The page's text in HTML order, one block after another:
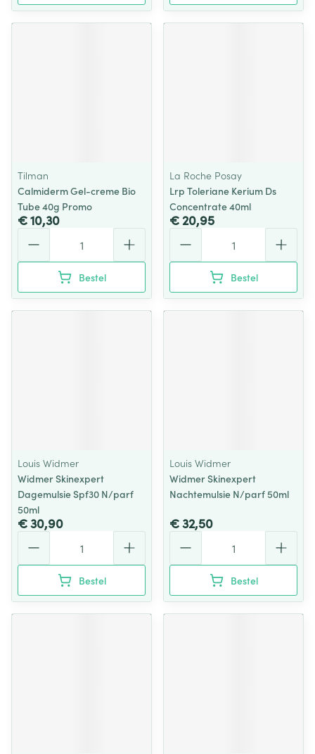
Tilman
Calmiderm Gel-creme Bio
Tube 40g Promo
€ 10,30
Bestel
La Roche Posay
Lrp Toleriane Kerium Ds
Concentrate 40ml
€ 20,95
Bestel
Louis Widmer
Widmer Skinexpert
Dagemulsie Spf30 N/parf
50ml
€ 30,90
Bestel
Louis Widmer
Widmer Skinexpert
Nachtemulsie N/parf 50ml
€ 32,50
Bestel